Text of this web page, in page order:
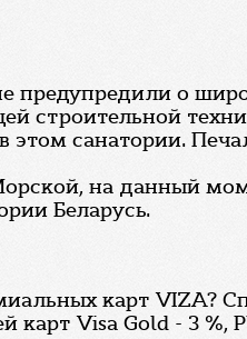
предупредили о
строительной
этом санатории.
на данный
Беларусь.
карт VIZA?
Visa Gold - 3 %,